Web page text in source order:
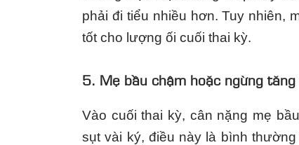
phải đi tiểu nhiều hơn. Tuy nhiên,
tốt cho lượng ối cuối thai kỳ.
5. Mẹ bầu chậm hoặc ngừng tăng
Vào cuối thai kỳ, cân nặng mẹ
sụt vài ký, điều này là bình